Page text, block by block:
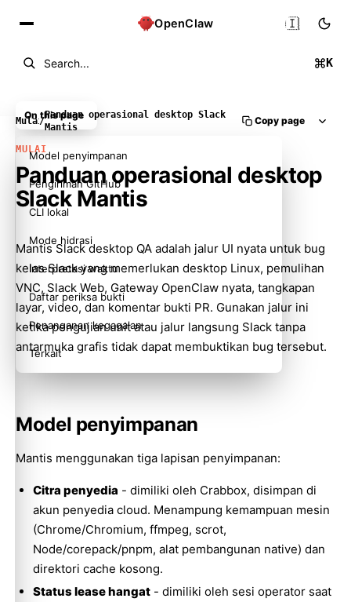
OpenClaw
Search... K
🇮🇩
Mulai/
Panduan operasional desktop Slack
Mantis
Copy page
MULAI
Panduan operasional desktop
Slack Mantis
Mantis Slack desktop QA adalah jalur UI nyata untuk bug
kelas Slack yang memerlukan desktop Linux, pemulihan
VNC, Slack Web, Gateway OpenClaw nyata, tangkapan
layar, video, dan komentar bukti PR. Gunakan jalur ini
ketika pengujian unit atau jalur langsung Slack tanpa
antarmuka grafis tidak dapat membuktikan bug tersebut.
Model penyimpanan
Mantis menggunakan tiga lapisan penyimpanan:
Citra penyedia - dimiliki oleh Crabbox, disimpan di
akun penyedia cloud. Menampung kemampuan mesin
(Chrome/Chromium, ffmpeg, scrot,
Node/corepack/pnpm, alat pembangunan native) dan
direktori cache kosong.
Status lease hangat- dimiliki oleh sesi operator saat
On this page
Model penyimpanan
Pengiriman GitHub
CLI lokal
Mode hidrasi
Interpretasi waktu
Daftar periksa bukti
Penanganan kegagalan
Terkait